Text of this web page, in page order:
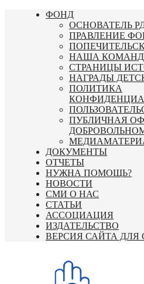
Перейти
ФОНД
ОСНОВАТЕЛЬ
ПРАВЛЕНИЕ
НАША
СТРАНИЦЫ
НАГРАДЫ
ПОЛИТИКА
ПУБЛИЧНАЯ
ДОКУМЕНТЫ
ОТЧЕТЫ
НУЖНА ПОМОЩЬ?
НОВОСТИ
СМИ О НАС
СТАТЬИ
АССОЦИАЦИЯ
ИЗДАТЕЛЬСТВО
ВЕРСИЯ САЙТА